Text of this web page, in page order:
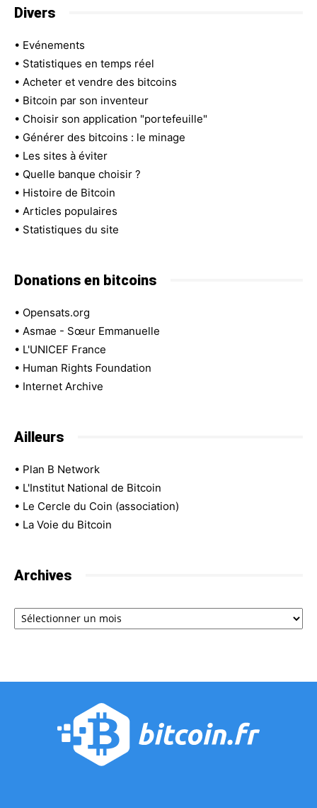
Divers
• Evénements
• Statistiques en temps réel
• Acheter et vendre des bitcoins
• Bitcoin par son inventeur
• Choisir son application "portefeuille"
• Générer des bitcoins : le minage
• Les sites à éviter
• Quelle banque choisir ?
• Histoire de Bitcoin
• Articles populaires
• Statistiques du site
Donations en bitcoins
• Opensats.org
• Asmae - Sœur Emmanuelle
• L'UNICEF France
• Human Rights Foundation
• Internet Archive
Ailleurs
• Plan B Network
• L'Institut National de Bitcoin
• Le Cercle du Coin (association)
• La Voie du Bitcoin
Archives
Archives